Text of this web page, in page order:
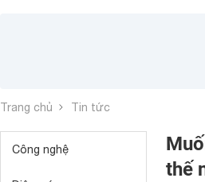
Trang chủ Tin tức
Công nghệ
thế